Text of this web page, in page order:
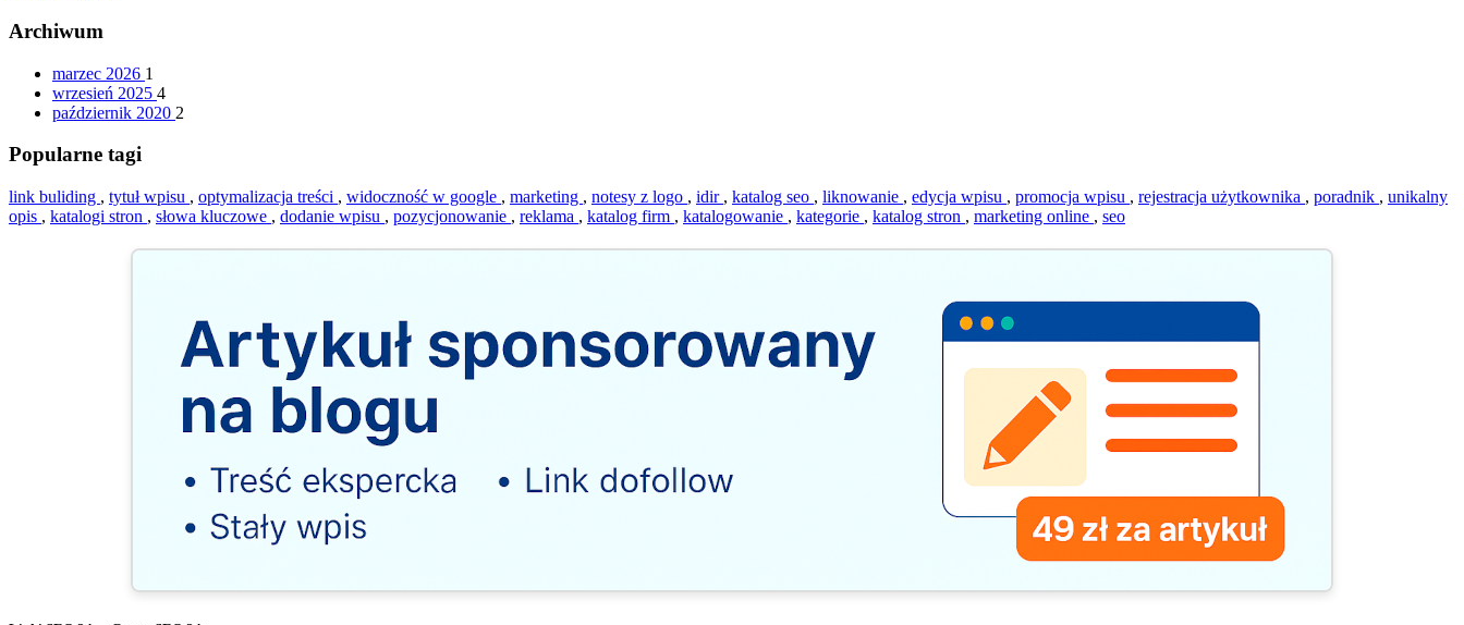
Archiwum
marzec 2026 1
wrzesień 2025 4
październik 2020 2
Popularne tagi
link buliding , tytuł wpisu , optymalizacja treści , widoczność w google , marketing , notesy z logo , idir , katalog seo , liknowanie , edycja wpisu , promocja wpisu , rejestracja użytkownika , poradnik , unikalny
opis , katalogi stron , słowa kluczowe , dodanie wpisu , pozycjonowanie , reklama , katalog firm , katalogowanie , kategorie , katalog stron , marketing online , seo